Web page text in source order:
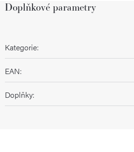
Doplňkové parametry
Kategorie:
EAN:
Doplňky: